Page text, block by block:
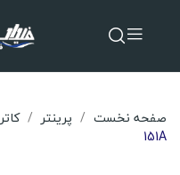
صفحه نخست پرینتر
151A